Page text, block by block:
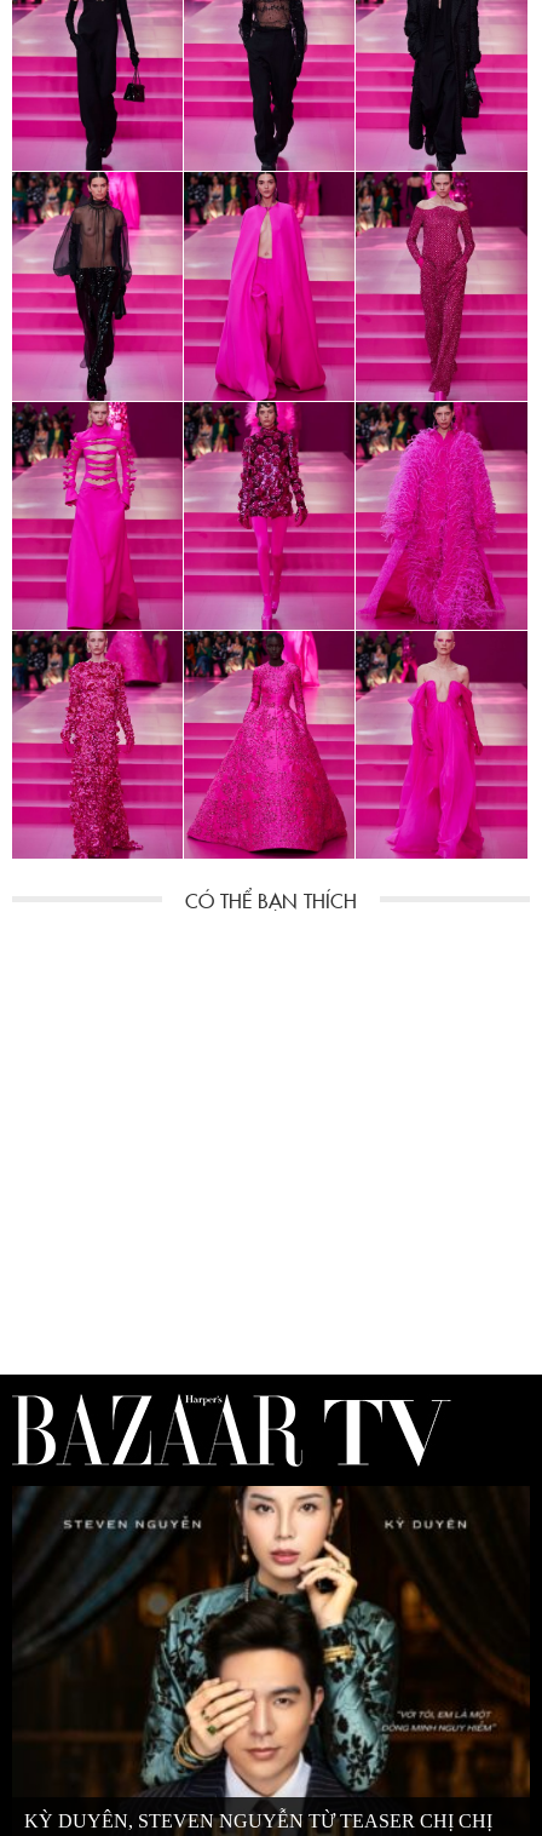
KỲ DUYÊN, STEVEN NGUYỄN TỪ TEASER CHỊ CHỊ